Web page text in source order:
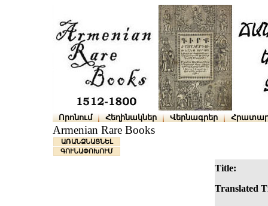
Որոնում Հեղինակներ Վերնագրեր
Armenian Rare Books
ԱՌԱՆՁՆԱՑՆԵԼ
ԳՈՒՆԱՓՈԽՈՒՄ
Title:
Translated